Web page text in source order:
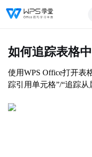
如何追踪表格
使用WPS Office打开表
踪引用单元格”/“追踪从